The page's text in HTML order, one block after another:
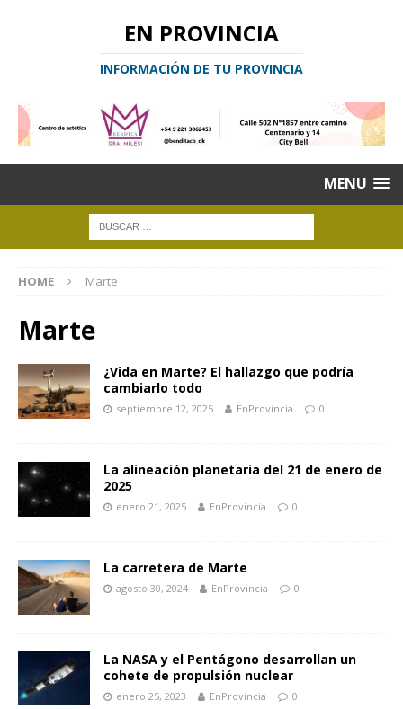
EN PROVINCIA
INFORMACIÓN DE TU PROVINCIA
MENU
HOME Marte
Marte
¿Vida en Marte? El hallazgo que podría
cambiarlo todo
septiembre 12, 2025 EnProvincia 0
La alineación planetaria del 21 de enero de
2025
enero 21, 2025 EnProvincia 0
La carretera de Marte
agosto 30, 2024 EnProvincia 0
La NASA y el Pentágono desarrollan un
cohete de propulsión nuclear
enero 25, 2023 EnProvincia 0